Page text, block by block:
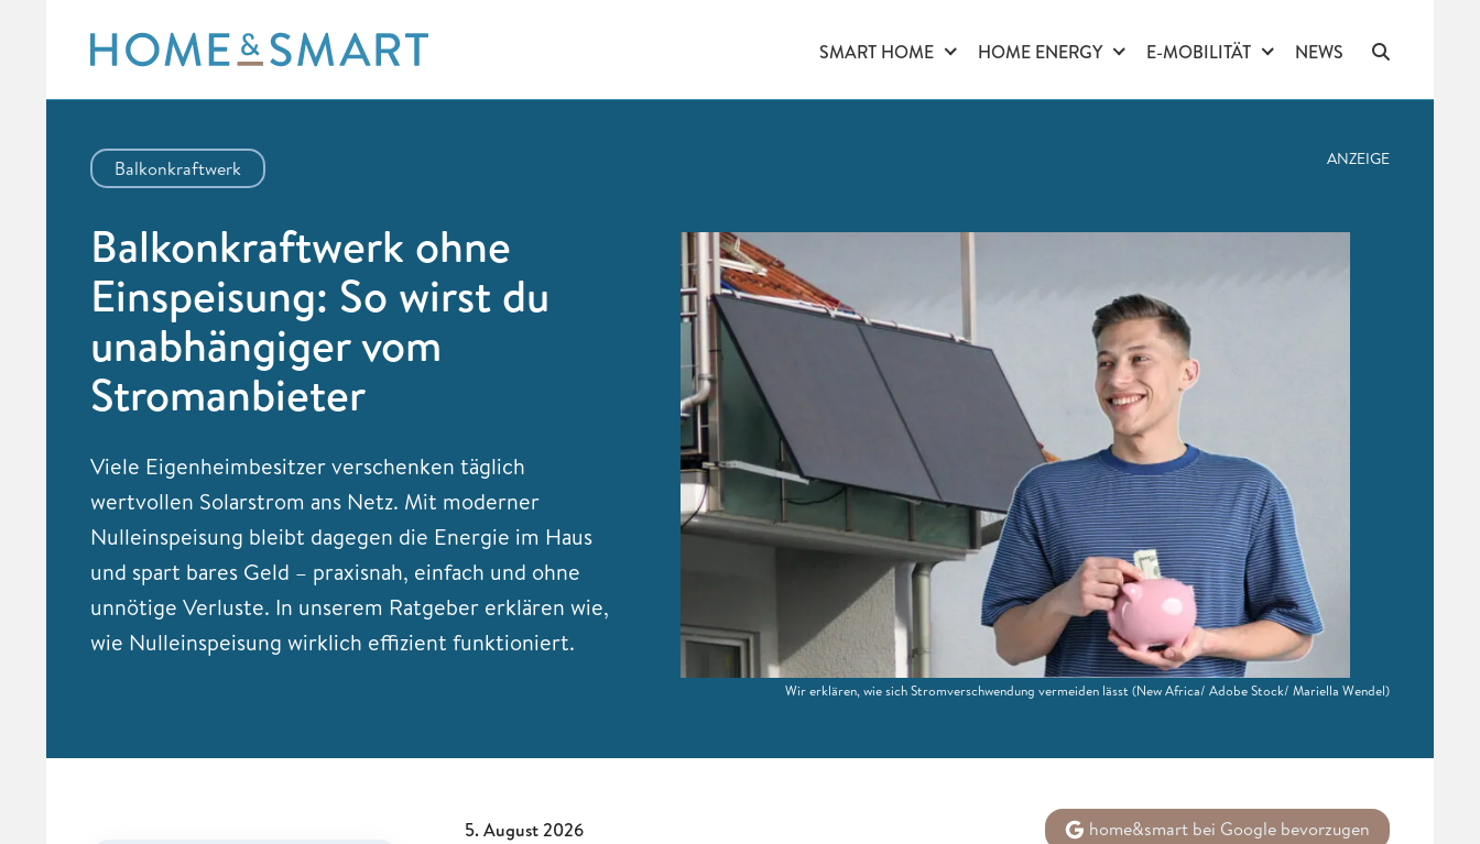
content
SMART HOME HOME ENERGY E-MOBILITÄT NEWS
Balkonkraftwerk ANZEIGE
Balkonkraftwerk ohne
Einspeisung: So wirst du
unabhängiger vom
Stromanbieter
Viele Eigenheimbesitzer verschenken täglich
wertvollen Solarstrom ans Netz. Mit moderner
Nulleinspeisung bleibt dagegen die Energie im Haus
und spart bares Geld – praxisnah, einfach und ohne
unnötige Verluste. In unserem Ratgeber erklären wie,
wie Nulleinspeisung wirklich effizient funktioniert.
Wir erklären, wie sich Stromverschwendung vermeiden lässt (New Africa/ Adobe Stock/ Mariella Wendel)
5. August 2026 home&smart bei Google bevorzugen